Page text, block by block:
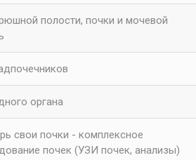
полости, почки и мочевой
органа
свои почки - комплексное
почек (УЗИ почек, анализы)